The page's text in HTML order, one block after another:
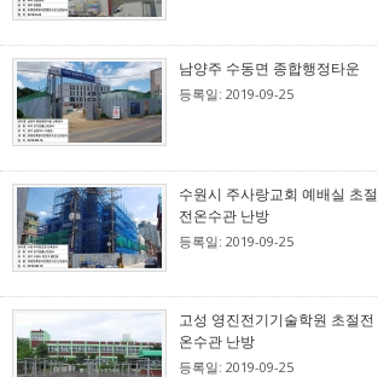
남양주 수동면 종합행정타운
등록일: 2019-09-25
수원시 주사랑교회 예배실 초절
전온수관 난방
등록일: 2019-09-25
고성 영진전기기술학원 초절전
온수관 난방
등록일: 2019-09-25